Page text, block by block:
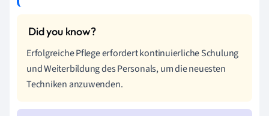
Erfolgreiche Pflege erfordert kontinuierliche Schulung
und Weiterbildung des Personals, um die neuesten
Techniken anzuwenden.